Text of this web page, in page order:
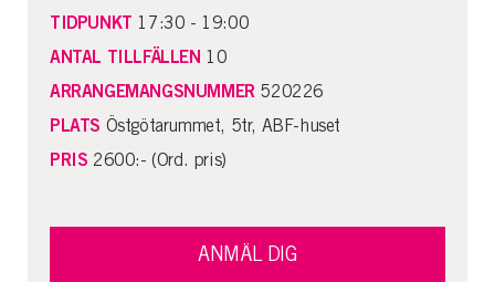
TIDPUNKT 17:30 - 19:00
ANTAL TILLFÄLLEN 10
ARRANGEMANGSNUMMER 520226
PLATS Östgötarummet, 5tr, ABF-huset
PRIS 2600:- (Ord. pris)
ANMÄL DIG